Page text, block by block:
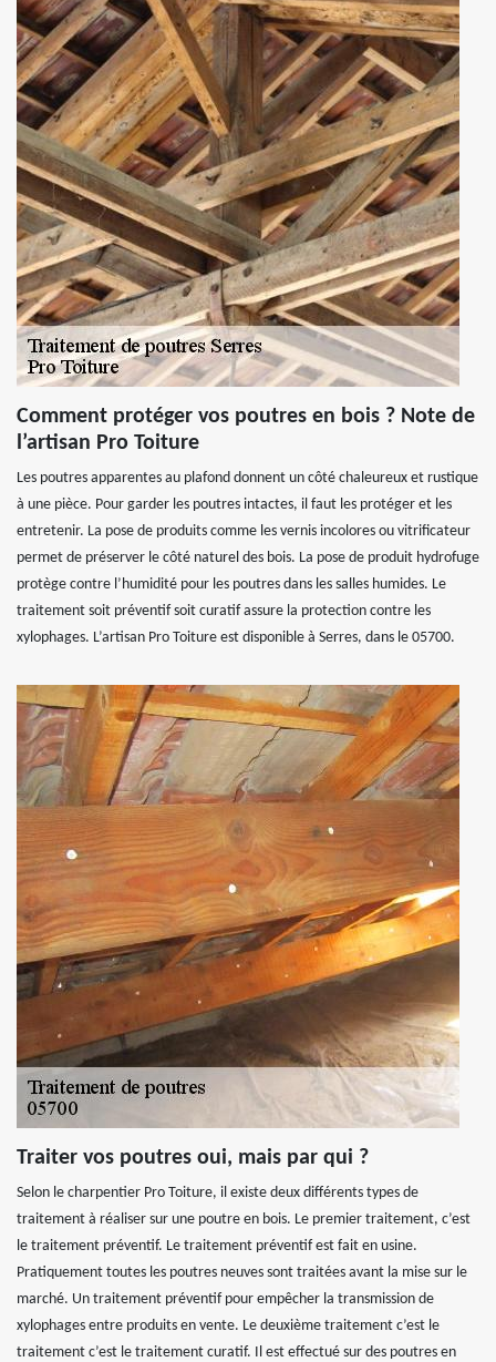
Comment protéger vos poutres en bois ? Note de
l’artisan Pro Toiture
Les poutres apparentes au plafond donnent un côté chaleureux et rustique
à une pièce. Pour garder les poutres intactes, il faut les protéger et les
entretenir. La pose de produits comme les vernis incolores ou vitrificateur
permet de préserver le côté naturel des bois. La pose de produit hydrofuge
protège contre l’humidité pour les poutres dans les salles humides. Le
traitement soit préventif soit curatif assure la protection contre les
xylophages. L’artisan Pro Toiture est disponible à Serres, dans le 05700.
Traiter vos poutres oui, mais par qui ?
Selon le charpentier Pro Toiture, il existe deux différents types de
traitement à réaliser sur une poutre en bois. Le premier traitement, c’est
le traitement préventif. Le traitement préventif est fait en usine.
Pratiquement toutes les poutres neuves sont traitées avant la mise sur le
marché. Un traitement préventif pour empêcher la transmission de
xylophages entre produits en vente. Le deuxième traitement c’est le
traitement c’est le traitement curatif. Il est effectué sur des poutres en